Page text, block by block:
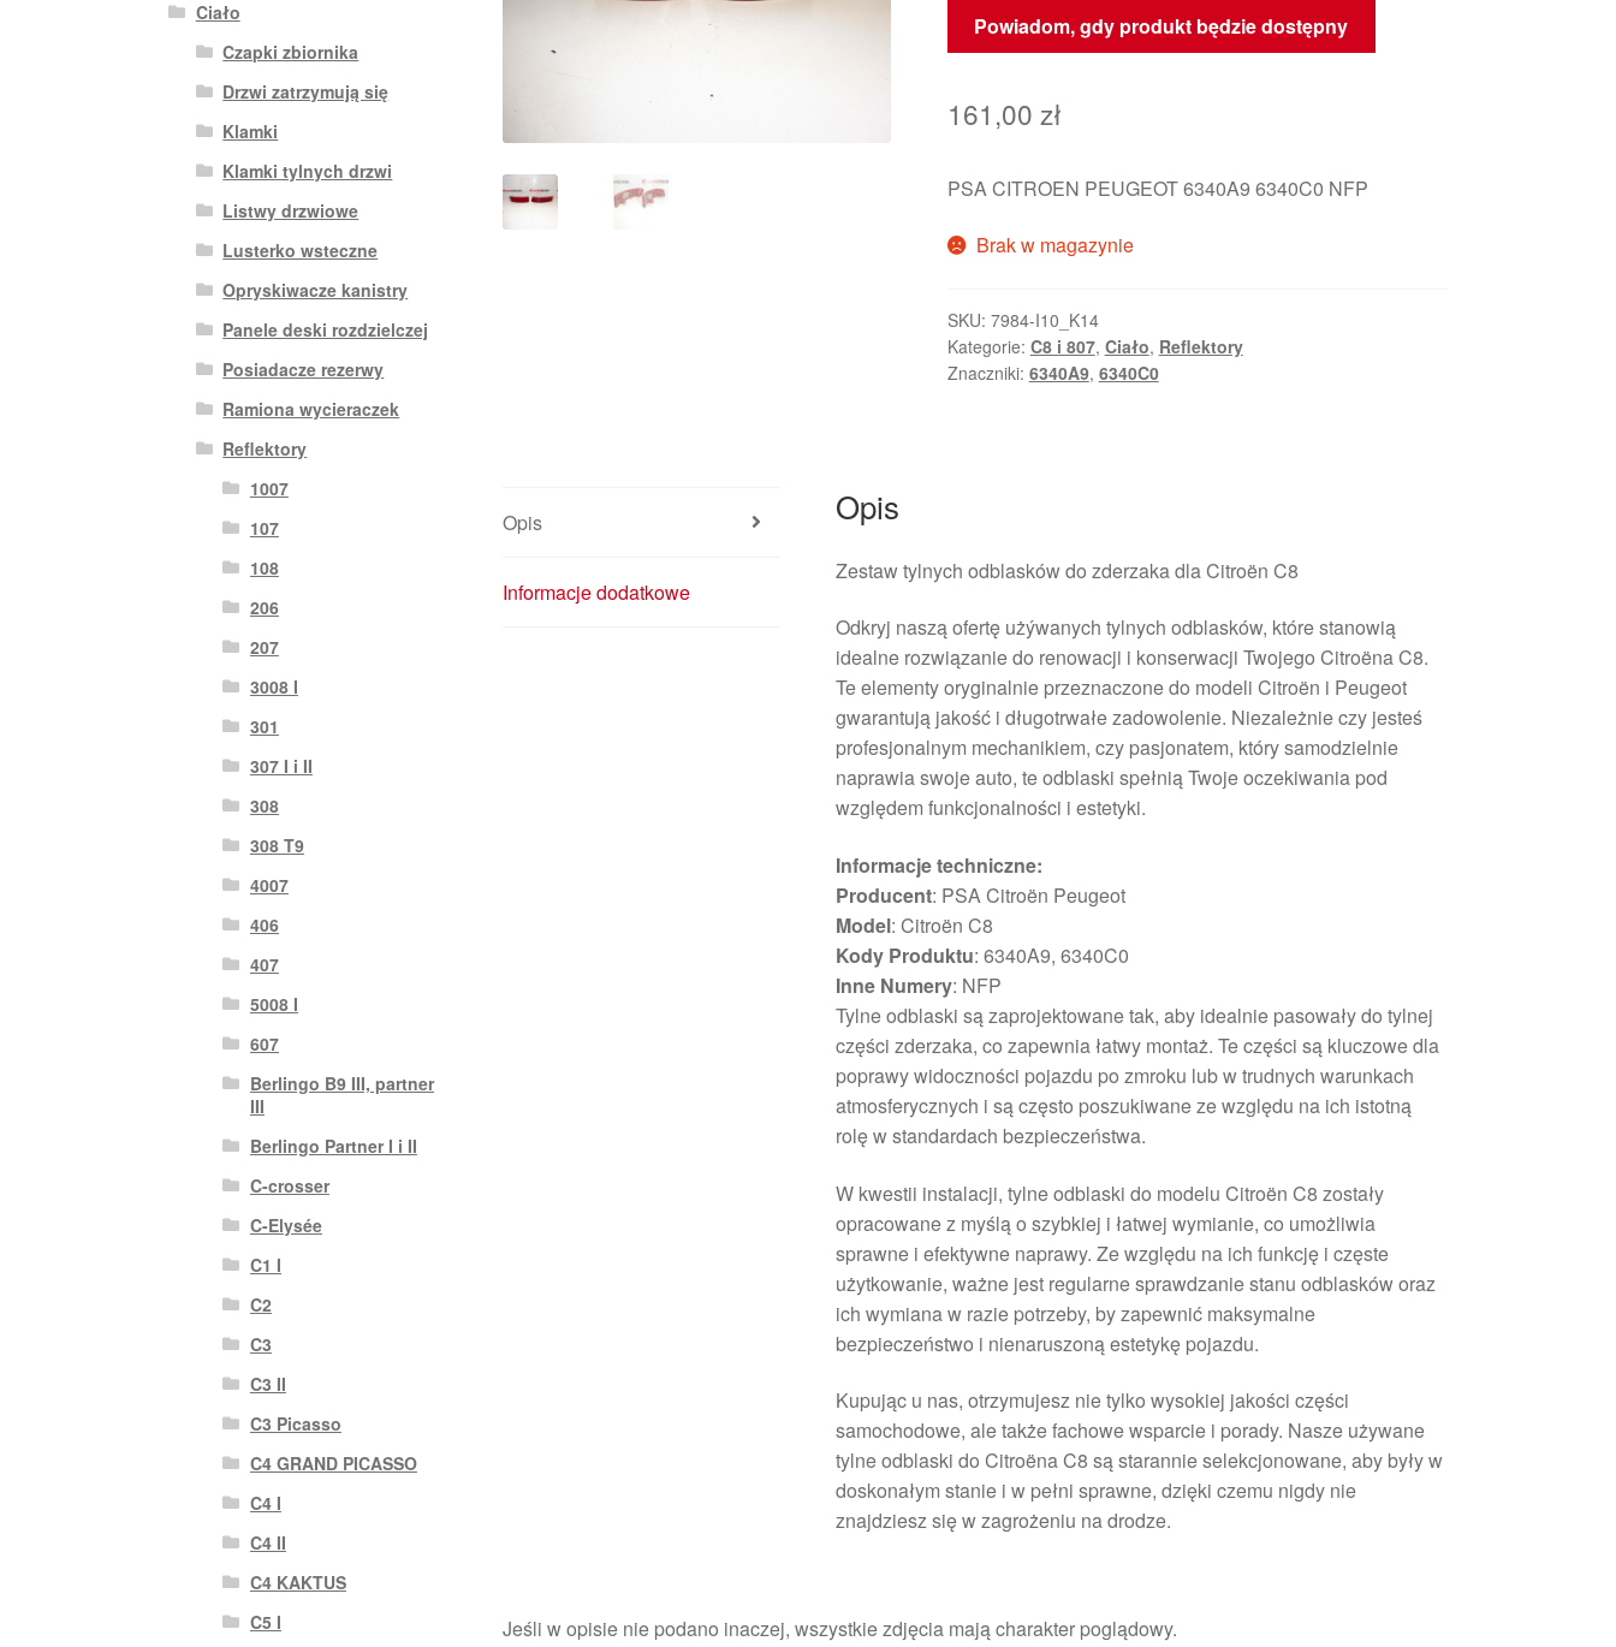
Powiadom, gdy produkt będzie dostępny
161,00 zł
PSA CITROEN PEUGEOT 6340A9 6340C0 NFP
Brak w magazynie
SKU: 7984-I10_K14
Kategorie: C8 i 807, Ciało, Reflektory
Znaczniki: 6340A9, 6340C0
Opis
Informacje dodatkowe
Opis
Zestaw tylnych odblasków do zderzaka dla Citroën C8
Odkryj naszą ofertę użýwanych tylnych odblasków, które stanowią
idealne rozwiązanie do renowacji i konserwacji Twojego Citroëna C8.
Te elementy oryginalnie przeznaczone do modeli Citroën i Peugeot
gwarantują jakość i długotrwałe zadowolenie. Niezależnie czy jesteś
profesjonalnym mechanikiem, czy pasjonatem, który samodzielnie
naprawia swoje auto, te odblaski spełnią Twoje oczekiwania pod
względem funkcjonalności i estetyki.
Informacje techniczne:
Producent: PSA Citroën Peugeot
Model: Citroën C8
Kody Produktu: 6340A9, 6340C0
Inne Numery: NFP
Tylne odblaski są zaprojektowane tak, aby idealnie pasowały do tylnej
części zderzaka, co zapewnia łatwy montaż. Te części są kluczowe dla
poprawy widoczności pojazdu po zmroku lub w trudnych warunkach
atmosferycznych i są często poszukiwane ze względu na ich istotną
rolę w standardach bezpieczeństwa.
W kwestii instalacji, tylne odblaski do modelu Citroën C8 zostały
opracowane z myślą o szybkiej i łatwej wymianie, co umożliwia
sprawne i efektywne naprawy. Ze względu na ich funkcję i częste
użytkowanie, ważne jest regularne sprawdzanie stanu odblasków oraz
ich wymiana w razie potrzeby, by zapewnić maksymalne
bezpieczeństwo i nienaruszoną estetykę pojazdu.
Kupując u nas, otrzymujesz nie tylko wysokiej jakości części
samochodowe, ale także fachowe wsparcie i porady. Nasze używane
tylne odblaski do Citroëna C8 są starannie selekcjonowane, aby były w
doskonałym stanie i w pełni sprawne, dzięki czemu nigdy nie
znajdziesz się w zagrożeniu na drodze.
Jeśli w opisie nie podano inaczej, wszystkie zdjęcia mają charakter poglądowy.
Ciało
Czapki zbiornika
Drzwi zatrzymują się
Klamki
Klamki tylnych drzwi
Listwy drzwiowe
Lusterko wsteczne
Opryskiwacze kanistry
Panele deski rozdzielczej
Posiadacze rezerwy
Ramiona wycieraczek
Reflektory
1007
107
108
206
207
3008 I
301
307 I i II
308
308 T9
4007
406
407
5008 I
607
Berlingo B9 III, partner
III
Berlingo Partner I i II
C-crosser
C-Elysée
C1 I
C2
C3
C3 II
C3 Picasso
C4 GRAND PICASSO
C4 I
C4 II
C4 KAKTUS
C5 I